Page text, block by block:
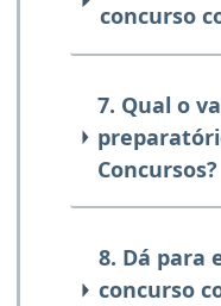
concurso
7. Qual o
Concursos?
8. Dá para
concurso